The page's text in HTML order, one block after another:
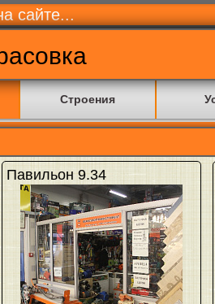
Строения
Павильон 9.34